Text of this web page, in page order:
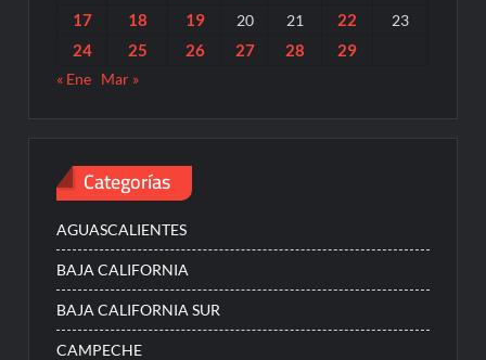
17 18 19 20 21 22 23
24 25 26 27 28 29
« Ene Mar »
Categorías
AGUASCALIENTES
BAJA CALIFORNIA
BAJA CALIFORNIA SUR
CAMPECHE